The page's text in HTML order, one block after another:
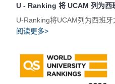
U - Ranking 将 UCAM 列为西
U-Ranking将UCAM列为西班
阅读更多>